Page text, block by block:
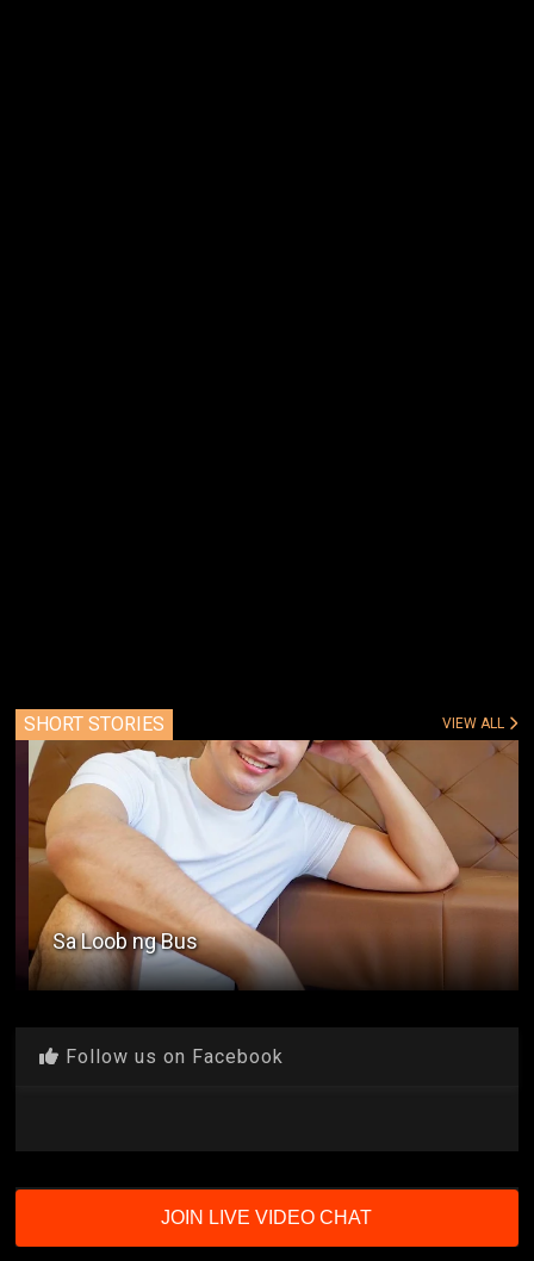
SHORT STORIES VIEW ALL
Sa Loob ng Bus
Follow us on Facebook
JOIN LIVE VIDEO CHAT